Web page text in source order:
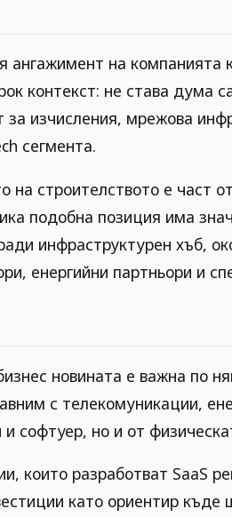
ангажимент на
контекст: не става дума
изчисления, мрежова
сегмента.
строителството е част
подобна позиция има
инфраструктурен хъб,
енергийни партньори и
новината е важна по
с телекомуникации,
но и от
които разработват SaaS
като ориентир